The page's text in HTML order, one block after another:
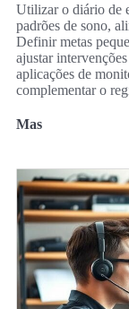
Utilizar o diário de
padrões de sono,
Definir metas
ajustar
aplicações de
complementar o
Mas